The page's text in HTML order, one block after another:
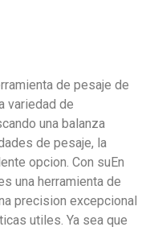
de pesaje de
variedad de
una balanza
de pesaje, la
opcion. Con suEn
una herramienta de
precision excepcional
utiles. Ya sea que